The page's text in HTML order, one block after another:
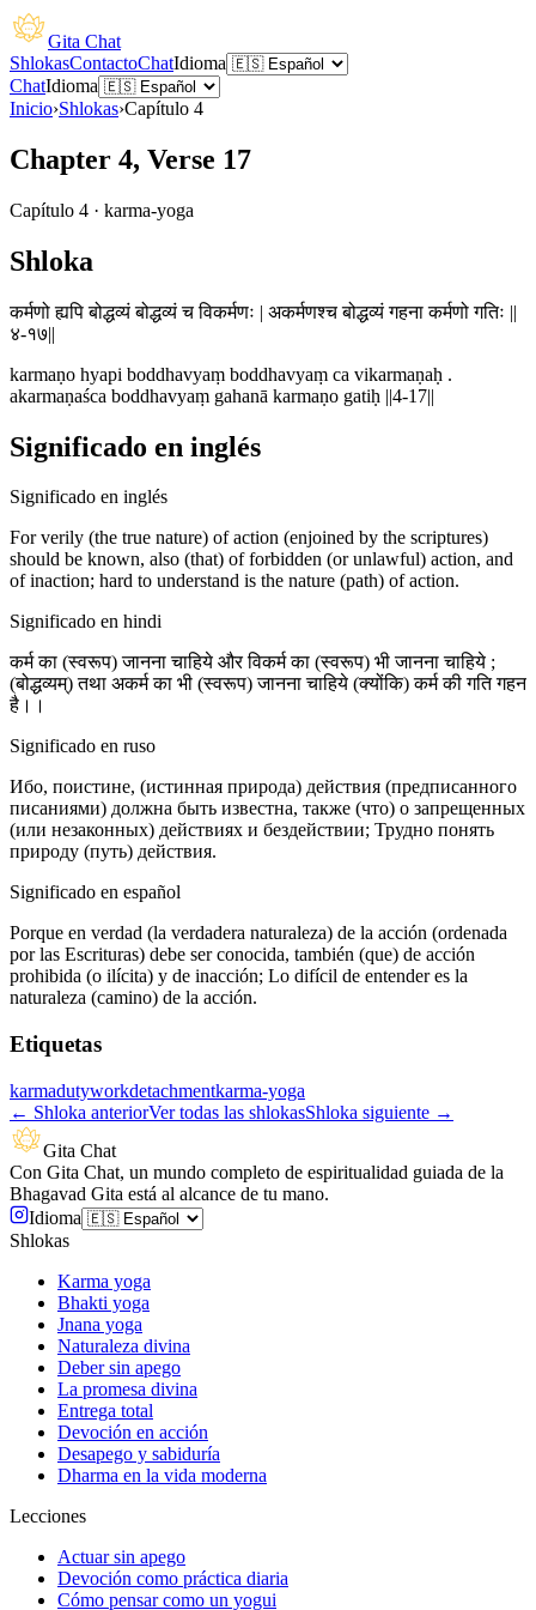
Gita Chat
ShlokasContactoChatIdioma
ChatIdioma
Inicio›Shlokas›Capítulo 4
Chapter 4, Verse 17
Capítulo 4 · karma-yoga
Shloka
कर्मणो ह्यपि बोद्धव्यं बोद्धव्यं च विकर्मणः | अकर्मणश्च बोद्धव्यं गहना कर्मणो गतिः ||
४-१७||
karmaṇo hyapi boddhavyaṃ boddhavyaṃ ca vikarmaṇaḥ .
akarmaṇaśca boddhavyaṃ gahanā karmaṇo gatiḥ ||4-17||
Significado en inglés
Significado en inglés
For verily (the true nature) of action (enjoined by the scriptures)
should be known, also (that) of forbidden (or unlawful) action, and
of inaction; hard to understand is the nature (path) of action.
Significado en hindi
कर्म का (स्वरूप) जानना चाहिये और विकर्म का (स्वरूप) भी जानना चाहिये ;
(बोद्धव्यम्) तथा अकर्म का भी (स्वरूप) जानना चाहिये (क्योंकि) कर्म की गति गहन
है।।
Significado en ruso
Ибо, поистине, (истинная природа) действия (предписанного
писаниями) должна быть известна, также (что) о запрещенных
(или незаконных) действиях и бездействии; Трудно понять
природу (путь) действия.
Significado en español
Porque en verdad (la verdadera naturaleza) de la acción (ordenada
por las Escrituras) debe ser conocida, también (que) de acción
prohibida (o ilícita) y de inacción; Lo difícil de entender es la
naturaleza (camino) de la acción.
Etiquetas
karmadutyworkdetachmentkarma-yoga
← Shloka anteriorVer todas las shlokasShloka siguiente →
Gita Chat
Con Gita Chat, un mundo completo de espiritualidad guiada de la
Bhagavad Gita está al alcance de tu mano.
Idioma
Shlokas
Karma yoga
Bhakti yoga
Jnana yoga
Naturaleza divina
Deber sin apego
La promesa divina
Entrega total
Devoción en acción
Desapego y sabiduría
Dharma en la vida moderna
Lecciones
Actuar sin apego
Devoción como práctica diaria
Cómo pensar como un yogui